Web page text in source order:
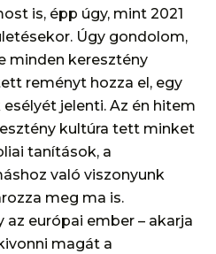
is, épp úgy, mint 2021
Úgy gondolom,
minden keresztény
reményt hozza el, egy
jelenti. Az én hitem
kultúra tett minket
tanítások, a
való viszonyunk
meg ma is.
európai ember – akarja
magát a